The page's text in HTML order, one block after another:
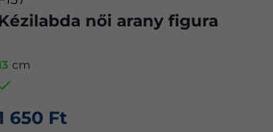
Szivárvány betéttartó figura
1 370 Ft